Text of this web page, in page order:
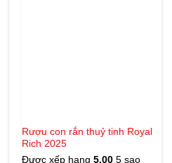
Rượu con rắn thuỷ tinh Royal
Rich 2025
Được xếp hạng 5.005 sao